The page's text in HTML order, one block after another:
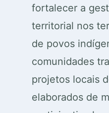
fortalecer a
territorial nos
de povos
comunidades
projetos locais
elaborados de